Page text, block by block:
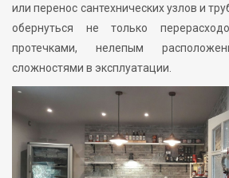
или перенос сантехнических узлов и
обернуться не только
протечками, нелепым
сложностями в эксплуатации.